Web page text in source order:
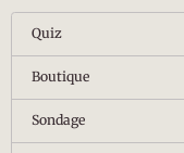
Quiz
Boutique
Sondage